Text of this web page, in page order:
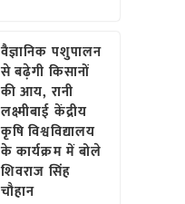
वैज्ञानिक पशुपालन
से बढ़ेगी किसानों
की आय, रानी
लक्ष्मीबाई केंद्रीय
कृषि विश्वविद्यालय
के कार्यक्रम में बोले
शिवराज सिंह
चौहान